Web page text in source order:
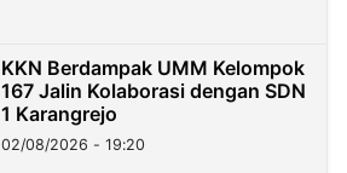
KKN Berdampak UMM Kelompok
167 Jalin Kolaborasi dengan SDN
1 Karangrejo
02/08/2026 - 19:20